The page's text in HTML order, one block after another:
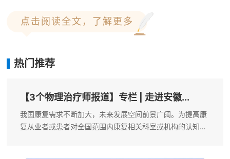
点击阅读全文，了解更多
热门推荐
【3个物理治疗师报道】专栏 | 走进安徽...
我国康复需求不断加大，未来发展空间前景广阔。为提高康
复从业者或患者对全国范围内康复相关科室或机构的认知水